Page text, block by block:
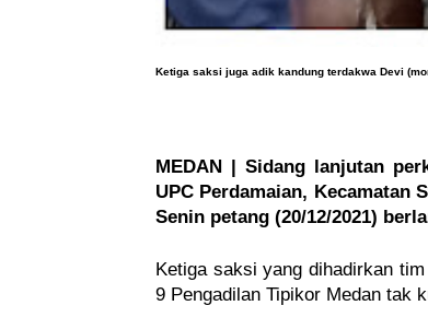
Ketiga saksi juga adik kandung terdakwa Devi
MEDAN | Sidang lanjutan
UPC Perdamaian, Kecamatan
Senin petang (20/12/2021)
Ketiga saksi yang dihadirkan
9 Pengadilan Tipikor Medan tak